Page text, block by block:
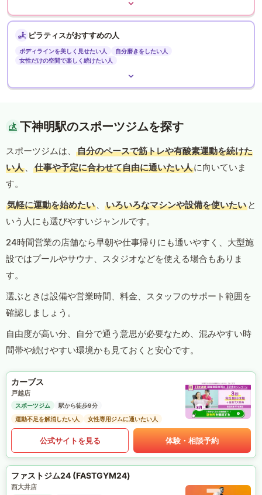
ピラティスがおすすめの人
ボディラインを美しく見せたい人
自分磨きをしたい人
女性だけの空間で楽しく続けたい人
下神明駅のスポーツジムを探す
スポーツジムは、
自分のペースで筋トレや有酸素運動を続けた
い人 、 仕事や予定に合わせて自由に通いたい人に向いていま
す。
気軽に運動を始めたい 、 いろいろなマシンや設備を使いたい と
いう人にも選びやすいジャンルです。
24時間営業の店舗なら早朝や仕事帰りにも通いやすく、大型施
設ではプールやサウナ、スタジオなどを使える場合もありま
す。
選ぶときは設備や営業時間、料金、スタッフのサポート範囲を
確認しましょう。
自由度が高い分、自分で通う意思が必要なため、混みやすい時
間帯や続けやすい環境かも見ておくと安心です。
カーブス
戸越店
スポーツジム
駅から徒歩9分
運動不足を解消したい人
女性専用ジムに通いたい人
公式サイトを見る 体験・相談予約
ファストジム24 (FASTGYM24)
西大井店